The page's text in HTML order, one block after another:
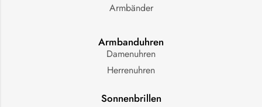
Armbänder
Armbanduhren
Damenuhren
Herrenuhren
Sonnenbrillen